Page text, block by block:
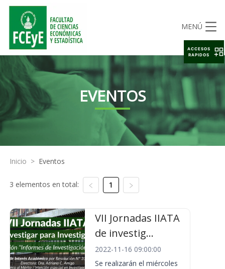
MENÚ
EVENTOS
Inicio > Eventos
3 elementos en total: 1
VII Jornadas IIATA
de investig...
2022-11-16 09:00:00
Se realizarán el miércoles
ACCESOS
RAPIDOS